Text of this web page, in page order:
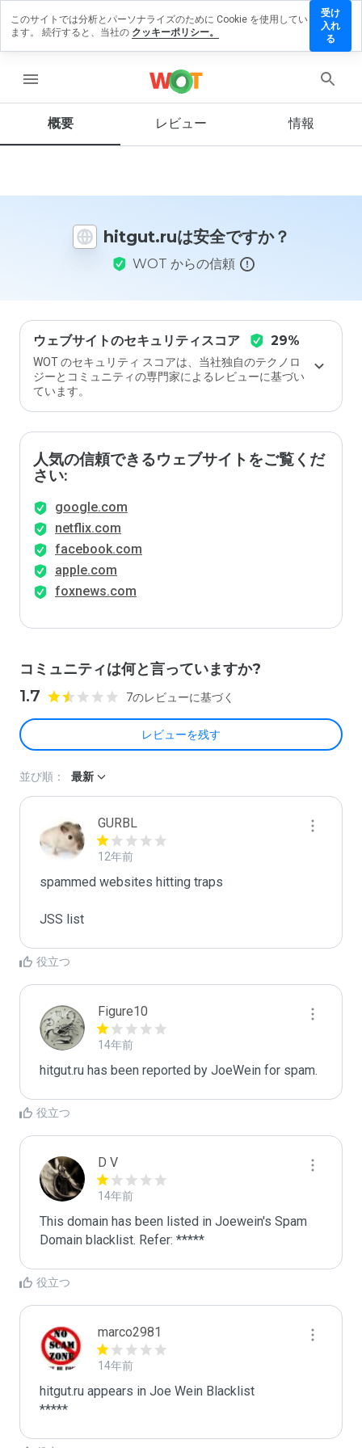
menu
概要 レビュー 情報
hitgut.ruは安全ですか？
WOT からの信頼
ウェブサイトのセキュリティスコア 29%
WOT のセキュリティ スコアは、当社独自のテクノロ
ジーとコミュニティの専門家によるレビューに基づい
ています。
人気の信頼できるウェブサイトをご覧くだ
さい:
google.com
netflix.com
facebook.com
apple.com
foxnews.com
コミュニティは何と言っていますか?
1.7 7のレビューに基づく
レビューを残す
レビ
ーを
ブサ
に評
価し
ます
か？
並び順： 最新
GURBL
12年前
spammed websites hitting traps
JSS list
役立つ
Figure10
14年前
hitgut.ru has been reported by JoeWein for spam.
役立つ
D V
14年前
This domain has been listed in Joewein's Spam
Domain blacklist. Refer: *****
役立つ
marco2981
14年前
hitgut.ru appears in Joe Wein Blacklist
*****
このサイトでは分析とパーソナライズのために Cookie を使用してい
ます。 続行すると、当社の クッキーポリシー。
受け
入れ
る